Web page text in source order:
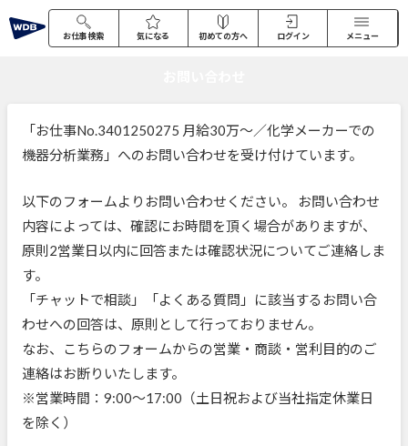
お仕事検索 気になる 初めての方へ ログイン メニュー
「お仕事No.3401250275 月給30万～／化学メーカーでの
機器分析業務」へのお問い合わせを受け付けています。
以下のフォームよりお問い合わせください。 お問い合わせ
内容によっては、確認にお時間を頂く場合がありますが、
原則2営業日以内に回答または確認状況についてご連絡しま
す。
「チャットで相談」「よくある質問」に該当するお問い合
わせへの回答は、原則として行っておりません。
なお、こちらのフォームからの営業・商談・営利目的のご
連絡はお断りいたします。
※営業時間：9:00～17:00（土日祝および当社指定休業日
を除く）